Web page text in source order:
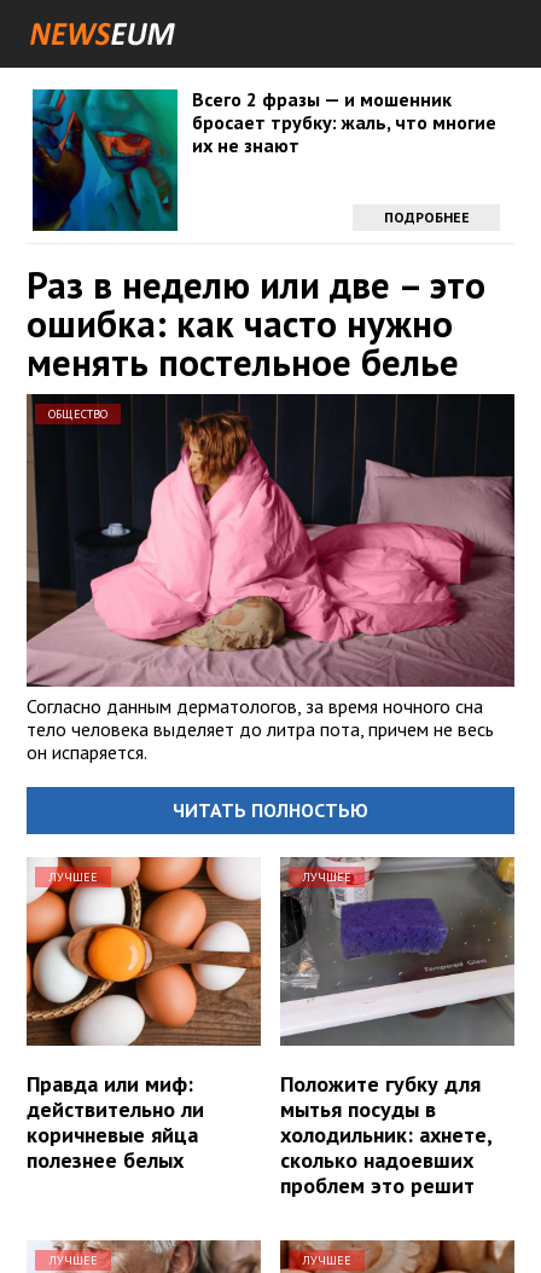
Всего 2 фразы — и мошенник
бросает трубку: жаль, что многие
их не знают
ПОДРОБНЕЕ
Раз в неделю или две – это
ошибка: как часто нужно
менять постельное белье
ОБЩЕСТВО
Согласно данным дерматологов, за время ночного сна
тело человека выделяет до литра пота, причем не весь
он испаряется.
ЧИТАТЬ ПОЛНОСТЬЮ
ЛУЧШЕЕ
Правда или миф:
действительно ли
коричневые яйца
полезнее белых
ЛУЧШЕЕ
Положите губку для
мытья посуды в
холодильник: ахнете,
сколько надоевших
проблем это решит
ЛУЧШЕЕ ЛУЧШЕЕ